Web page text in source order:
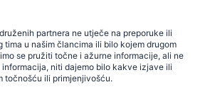
partnera ne utječe na preporuke ili
tima u našim člancima ili bilo kojem drugom
se pružiti točne i ažurne informacije, ali ne
niti dajemo bilo kakve izjave ili
točnošću ili primjenjivošću.